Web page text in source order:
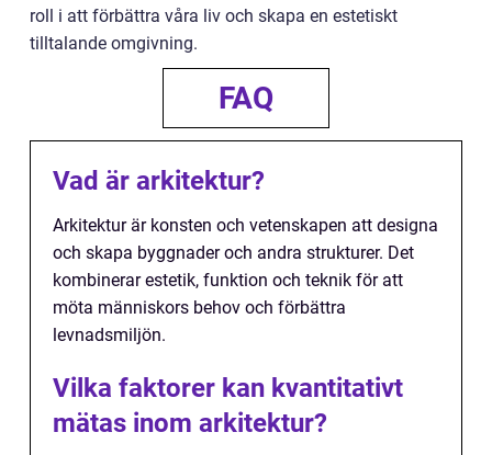
roll i att förbättra våra liv och skapa en estetiskt
tilltalande omgivning.
FAQ
Vad är arkitektur?
Arkitektur är konsten och vetenskapen att designa
och skapa byggnader och andra strukturer. Det
kombinerar estetik, funktion och teknik för att
möta människors behov och förbättra
levnadsmiljön.
Vilka faktorer kan kvantitativt
mätas inom arkitektur?